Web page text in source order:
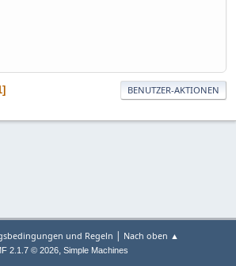
BENUTZER-AKTIONEN
und Regeln | Nach oben ▲
2.1.7 © 2026, Simple Machines